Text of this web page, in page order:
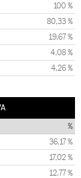
100 %
80,33 %
19,67 %
4,08 %
4,26 %
%
36,17 %
17,02 %
12,77 %